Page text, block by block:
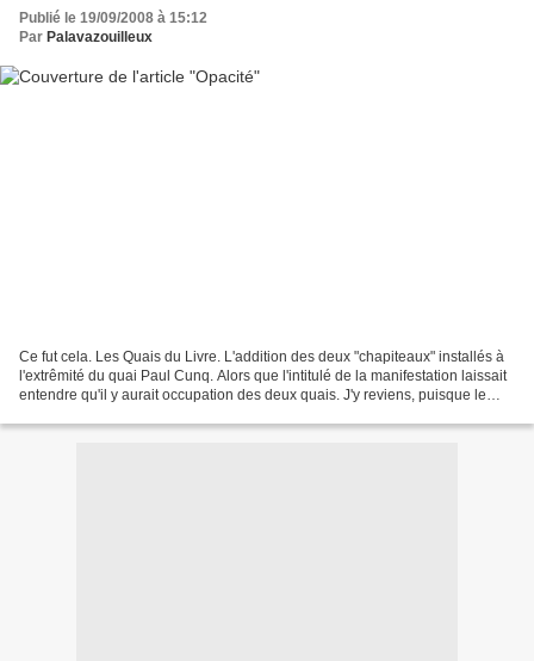
Publié le 19/09/2008 à 15:12
Par Palavazouilleux
Ce fut cela. Les Quais du Livre. L'addition des deux "chapiteaux" installés à
l'extrêmité du quai Paul Cunq. Alors que l'intitulé de la manifestation laissait
entendre qu'il y aurait occupation des deux quais. J'y reviens, puisque le